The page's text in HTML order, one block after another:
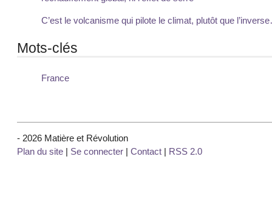
C’est le volcanisme qui pilote le climat, plutôt que
Mots-clés
France
- 2026 Matière et Révolution
Plan du site | Se connecter | Contact | RSS 2.0